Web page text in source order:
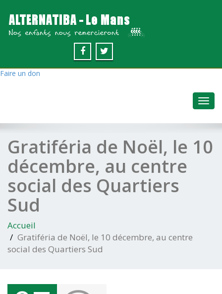
Faire un don
Gratiféria de Noël, le 10
décembre, au centre
social des Quartiers
Sud
Accueil
Gratiféria de Noël, le 10 décembre, au centre
social des Quartiers Sud